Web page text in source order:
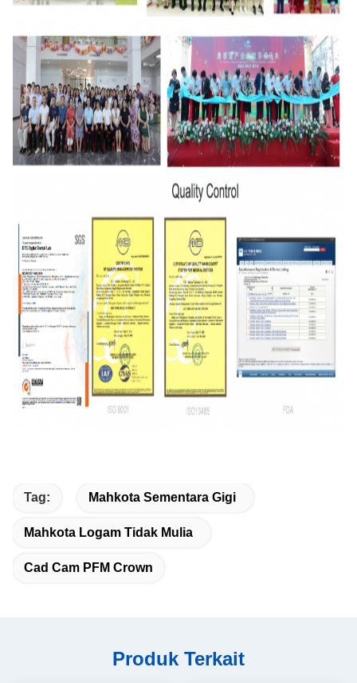
Tag: Mahkota Sementara Gigi
Mahkota Logam Tidak Mulia
Cad Cam PFM Crown
Produk Terkait